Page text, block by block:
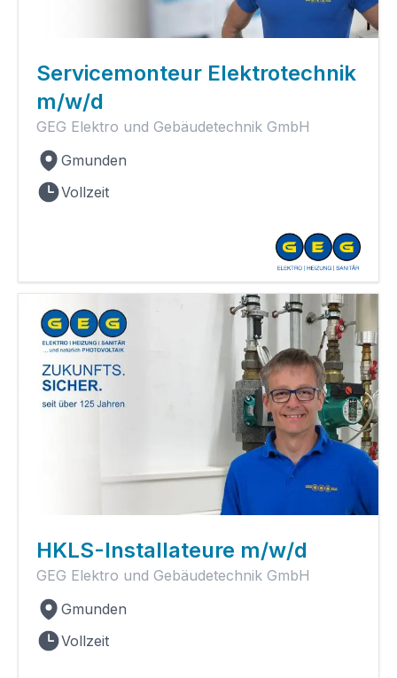
Servicemonteur Elektrotechnik
m/w/d
GEG Elektro und Gebäudetechnik GmbH
Gmunden
Vollzeit
HKLS-Installateure m/w/d
GEG Elektro und Gebäudetechnik GmbH
Gmunden
Vollzeit